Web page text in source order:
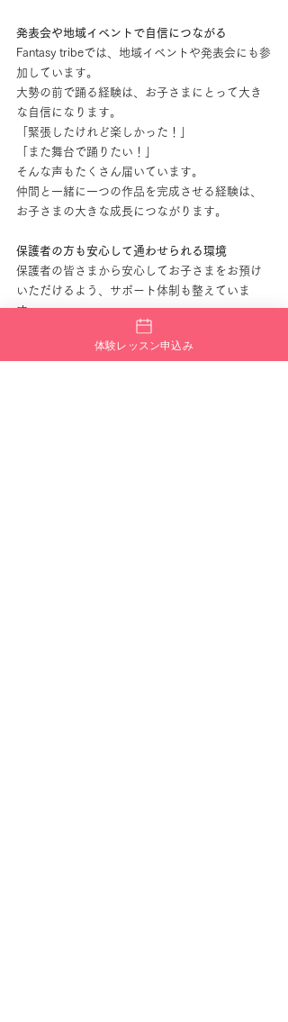
発表会や地域イベントで自信につながる
Fantasy tribeでは、地域イベントや発表会にも参
加しています。
大勢の前で踊る経験は、お子さまにとって大き
な自信になります。
「緊張したけれど楽しかった！」
「また舞台で踊りたい！」
そんな声もたくさん届いています。
仲間と一緒に一つの作品を完成させる経験は、
お子さまの大きな成長につながります。
保護者の方も安心して通わせられる環境
保護者の皆さまから安心してお子さまをお預け
いただけるよう、サポート体制も整えていま
す。
Q. ダンス未経験でも大丈夫ですか？
体験レッスン申込み